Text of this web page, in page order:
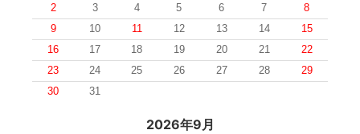
2
3 4 5 6 7
8
9
10 11 12 13 14
15
16
17 18 19 20 21
22
23
24 25 26 27 28
29
30
31
2026年9月